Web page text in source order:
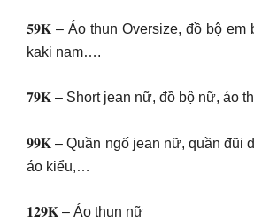
𝟓𝟗𝐊 – Áo thun Oversize, đồ bộ em
kaki nam….
𝟕𝟗𝐊 – Short jean nữ, đồ bộ nữ, áo
𝟗𝟗𝐊 – Quần ngố jean nữ, quần đũi
áo kiểu,…
𝟏𝟐𝟗𝐊 – Áo thun nữ